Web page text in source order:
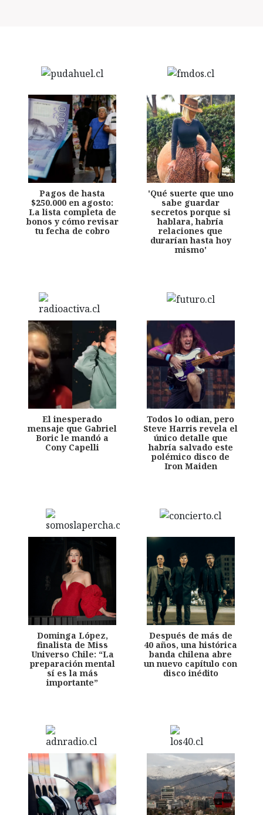
Pagos de hasta
$250.000 en agosto:
La lista completa de
bonos y cómo revisar
tu fecha de cobro
'Qué suerte que uno
sabe guardar
secretos porque si
hablara, habría
relaciones que
durarían hasta hoy
mismo'
El inesperado
mensaje que Gabriel
Boric le mandó a
Cony Capelli
Todos lo odian, pero
Steve Harris revela el
único detalle que
habría salvado este
polémico disco de
Iron Maiden
Dominga López,
finalista de Miss
Universo Chile: “La
preparación mental
sí es la más
importante”
Después de más de
40 años, una histórica
banda chilena abre
un nuevo capítulo con
disco inédito